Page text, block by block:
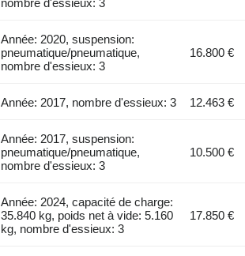
nombre d'essieux: 3
Année: 2020, suspension:
pneumatique/pneumatique,
nombre d'essieux: 3
16.800 €
Année: 2017, nombre d'essieux: 3 12.463 €
Année: 2017, suspension:
pneumatique/pneumatique,
nombre d'essieux: 3
10.500 €
Année: 2024, capacité de charge:
35.840 kg, poids net à vide: 5.160
kg, nombre d'essieux: 3
17.850 €